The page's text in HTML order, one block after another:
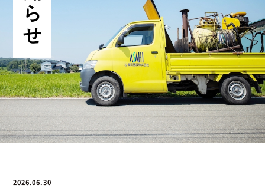
会社情報
採用情報
お知らせ
BLOG
お問い合わせ
2026.06.30